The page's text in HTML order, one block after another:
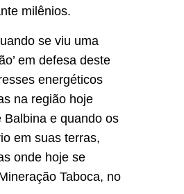
milênios.
se viu uma
em defesa deste
energéticos
na região hoje
e quando os
em suas terras,
onde hoje se
Taboca, no